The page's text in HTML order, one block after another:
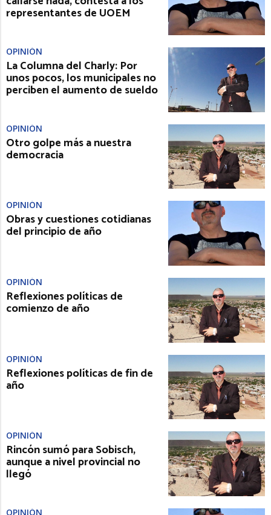
representantes de UOEM
OPINIÓN
La Columna del Charly: Por
unos pocos, los municipales no
perciben el aumento de sueldo
OPINIÓN
Otro golpe más a nuestra
democracia
OPINIÓN
Obras y cuestiones cotidianas
del principio de año
OPINIÓN
Reflexiones políticas de
comienzo de año
OPINIÓN
Reflexiones políticas de fin de
año
OPINIÓN
Rincón sumó para Sobisch,
aunque a nivel provincial no
llegó
OPINIÓN